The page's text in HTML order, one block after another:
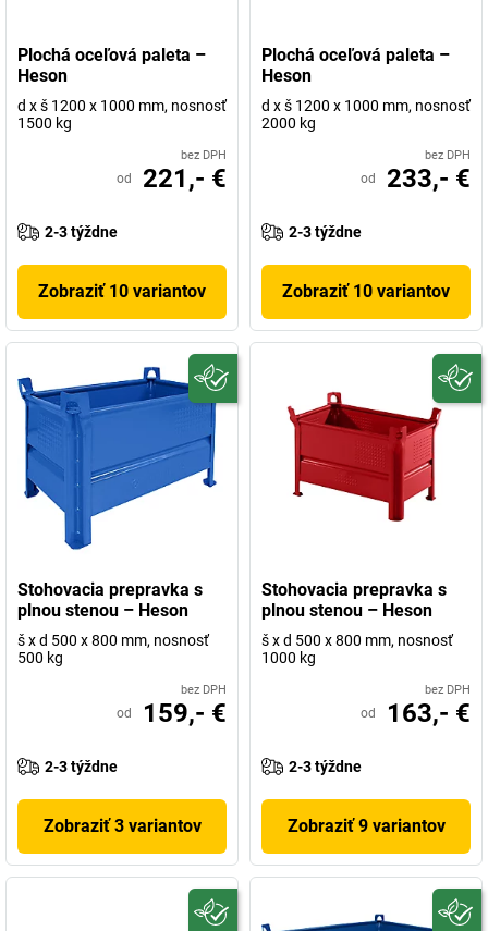
Plochá oceľová paleta –
Heson
d x š 1200 x 1000 mm, nosnosť
1500 kg
bez DPH
od 221,- €
2-3 týždne
Zobraziť 10 variantov
Plochá oceľová paleta –
Heson
d x š 1200 x 1000 mm, nosnosť
2000 kg
bez DPH
od 233,- €
2-3 týždne
Zobraziť 10 variantov
Stohovacia prepravka s
plnou stenou – Heson
š x d 500 x 800 mm, nosnosť
500 kg
bez DPH
od 159,- €
2-3 týždne
Zobraziť 3 variantov
Stohovacia prepravka s
plnou stenou – Heson
š x d 500 x 800 mm, nosnosť
1000 kg
bez DPH
od 163,- €
2-3 týždne
Zobraziť 9 variantov